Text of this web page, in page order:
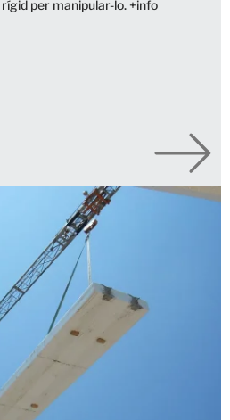
per manipular-lo. +info